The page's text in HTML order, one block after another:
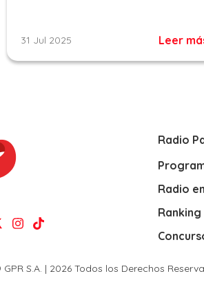
31 Jul 2025 Leer
Radio
Radio
Ranking
S.A. | 2026 Todos los Derechos